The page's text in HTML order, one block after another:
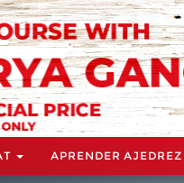
APRENDER AJEDREZ